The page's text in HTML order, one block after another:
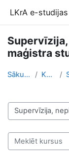
LKrA e-studijas
maģistra
Sākums Kursi
Kursu kategorijas
Meklēt kursus